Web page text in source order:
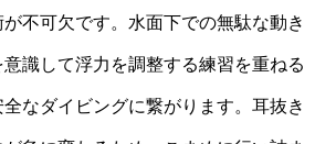
不可欠です。水面下での無駄な動き
識して浮力を調整する練習を重ねる
なダイビングに繋がります。耳抜き